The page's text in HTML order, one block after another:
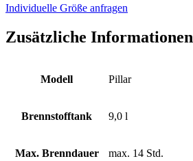
Individuelle Größe anfragen
Zusätzliche Informationen
Modell Pillar
Brennstofftank 9,0 l
Max. Brenndauer max. 14 Std.